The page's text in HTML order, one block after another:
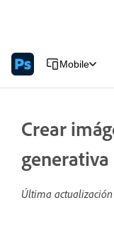
Mobile
Crear
generativa
Última